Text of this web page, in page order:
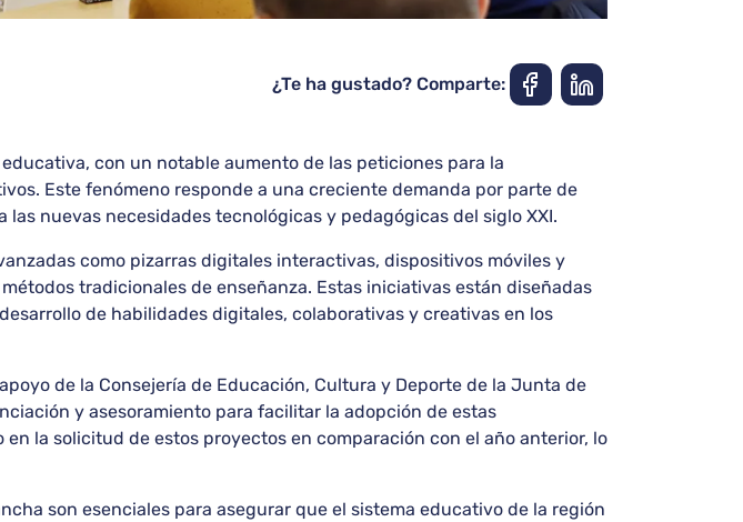
¿Te ha gustado? Comparte:
con un notable aumento de las peticiones para la
Este fenómeno responde a una creciente demanda por parte de
nuevas necesidades tecnológicas y pedagógicas del siglo XXI.
como pizarras digitales interactivas, dispositivos móviles y
tradicionales de enseñanza. Estas iniciativas están diseñadas
de habilidades digitales, colaborativas y creativas en los
de la Consejería de Educación, Cultura y Deporte de la Junta de
y asesoramiento para facilitar la adopción de estas
la solicitud de estos proyectos en comparación con el año anterior, lo
son esenciales para asegurar que el sistema educativo de la región